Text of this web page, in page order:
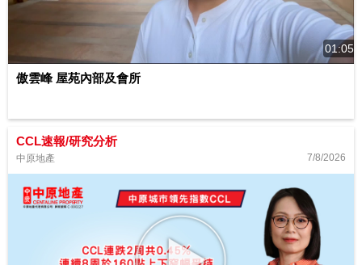
01:05
傲雲峰 屋苑內部及會所
CCL速報/研究分析
中原地產 7/8/2026